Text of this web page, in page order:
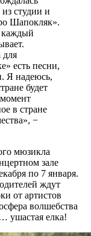
студии и
Шапокляк».
каждый
для
есть песни,
Я надеюсь,
будет
в стране
−
мюзикла
зале
по 7 января.
ждут
от артистов
волшебства
ушастая елка!